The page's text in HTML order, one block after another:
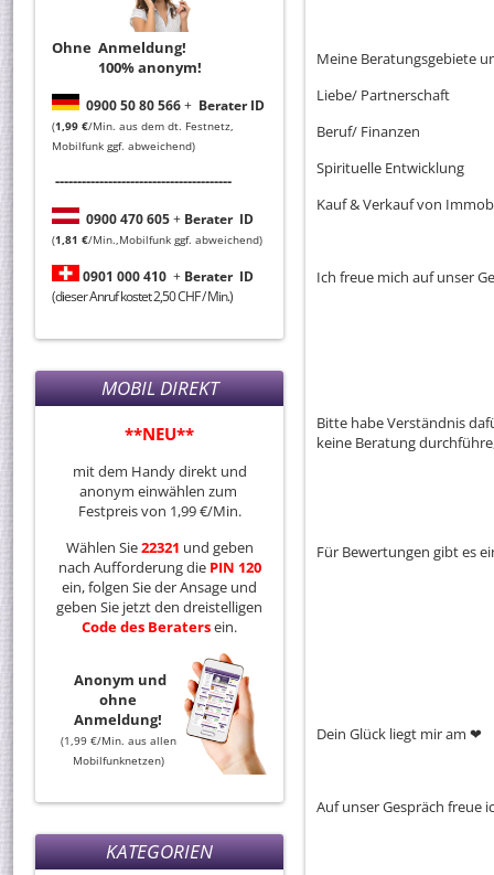
Ohne Anmeldung!
100% anonym!
0900 50 80 566+ Berater ID
(1,99 €/Min. aus dem dt. Festnetz,
Mobilfunk ggf. abweichend)
----------------------------------------
0900 470 605+ Berater ID
(1,81 €/Min.,Mobilfunk ggf. abweichend)
0901 000 410 + Berater ID
(dieser Anruf kostet 2,50 CHF / Min.)
MOBIL DIREKT
**NEU**
mit dem Handy direkt und
anonym einwählen zum
Festpreis von 1,99 €/Min.
Wählen Sie22321 und geben
nach Aufforderung die PIN 120
ein, folgen Sie der Ansage und
geben Sie jetzt den dreistelligen
Codedes Beratersein.
Anonym und
ohne
Anmeldung!
(1,99 €/Min. aus allen
Mobilfunknetzen)
KATEGORIEN
Meine Beratungsgebiete
Liebe/ Partnerschaft
Beruf/ Finanzen
Spirituelle Entwicklung
Kauf & Verkauf von
Ich freue mich auf unser
Bitte habe Verständnis
keine Beratung
Für Bewertungen gibt es
Dein Glück liegt mir am ❤ ️
Auf unser Gespräch freue